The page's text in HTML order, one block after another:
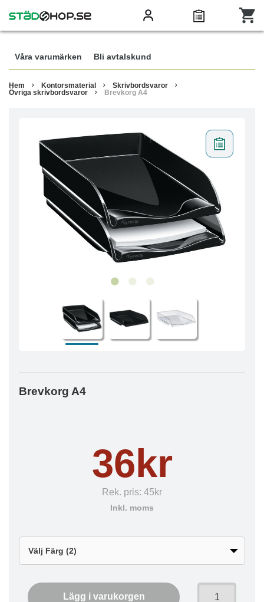
Våra varumärken Bli avtalskund
Hem Kontorsmaterial
Skrivbordsvaror
Övriga skrivbordsvaror
Brevkorg A4
Brevkorg A4
36kr
Rek. pris: 45kr
Inkl. moms
Lägg i varukorgen